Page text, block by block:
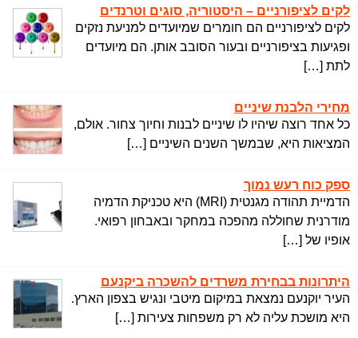
לקים לציפורניים – היסטוריה, סוגים וטרנדים
לקים לציפורניים הם חומרים שמיועדים למניעת נזקים
ופגיעות בציפורניים ובעור הסובב אותן. הם מיועדים
לתת […]
מחירי הלבנת שיניים
כל אחד רוצה שיהיו לו שיניים לבנות וחיוך צחור. אולם,
המציאות היא, שבמשך השנים השיניים […]
ספק כוח רעש נמוך
הדמיית תהודה מגנטית (MRI) היא טכניקת הדמיה
מודרנית שחוללה מהפכה במחקר ובאבחון רפואי.
אופיו של […]
היתרונות בבחירת משרדים להשכרה ביקנעם
העיר יוקנעם נמצאת במיקום מיטבי ונגיש בצפון הארץ.
היא מושכת עליה לא רק משפחות צעירות […]